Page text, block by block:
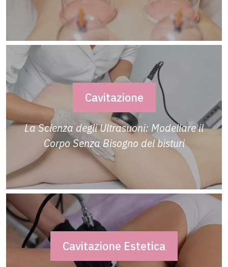
Cavitazione
La Scienza degli Ultrasuoni: Modellare il
Corpo Senza Bisogno del bisturi
Cavitazione Estetica